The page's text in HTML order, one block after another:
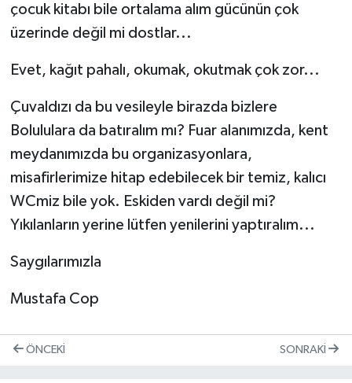
çocuk kitabı bile ortalama alım gücünün çok
üzerinde değil mi dostlar...
Evet, kağıt pahalı, okumak, okutmak çok zor...
Çuvaldızı da bu vesileyle birazda bizlere
Bolululara da batıralım mı? Fuar alanımızda, kent
meydanımızda bu organizasyonlara,
misafirlerimize hitap edebilecek bir temiz, kalıcı
WCmiz bile yok. Eskiden vardı değil mi?
Yıkılanların yerine lütfen yenilerini yaptıralım...
Saygılarımızla
Mustafa Cop
ÖNCEKI SONRAKI